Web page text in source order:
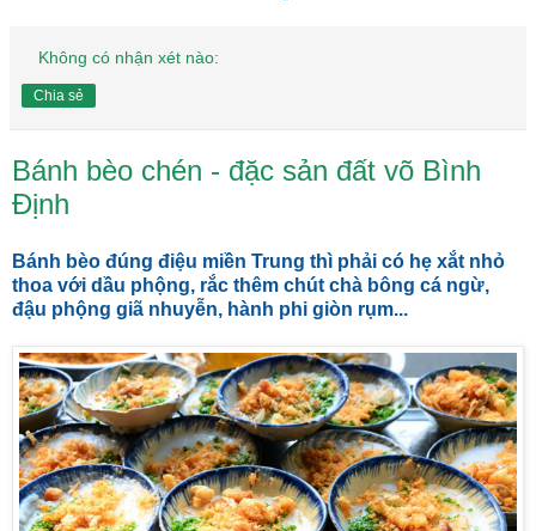
Không có nhận xét nào:
Chia sẻ
Bánh bèo chén - đặc sản đất võ Bình
Định
Bánh bèo đúng điệu miền Trung thì phải có hẹ xắt nhỏ
thoa với dầu phộng, rắc thêm chút chà bông cá ngừ,
đậu phộng giã nhuyễn, hành phi giòn rụm...